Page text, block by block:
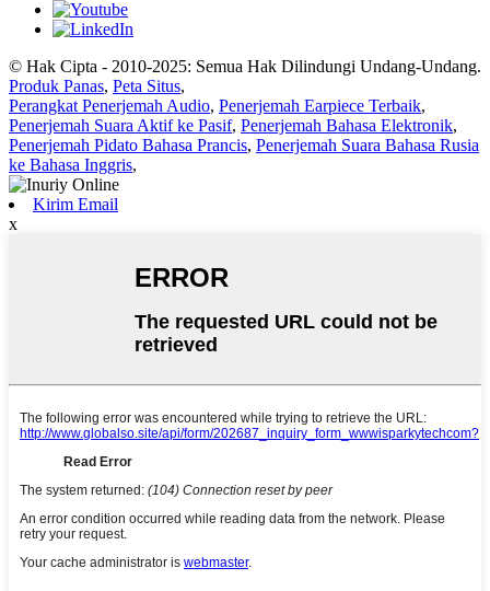
© Hak Cipta - 2010-2025: Semua Hak Dilindungi Undang-Undang.
Produk Panas, Peta Situs,
Perangkat Penerjemah Audio, Penerjemah Earpiece Terbaik,
Penerjemah Suara Aktif ke Pasif, Penerjemah Bahasa Elektronik,
Penerjemah Pidato Bahasa Prancis, Penerjemah Suara Bahasa Rusia
ke Bahasa Inggris,
Kirim Email
x